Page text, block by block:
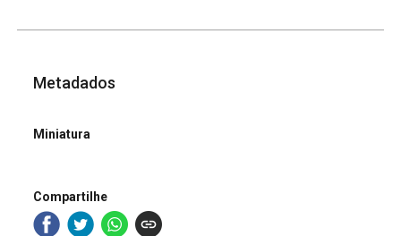
Metadados
Miniatura
Compartilhe